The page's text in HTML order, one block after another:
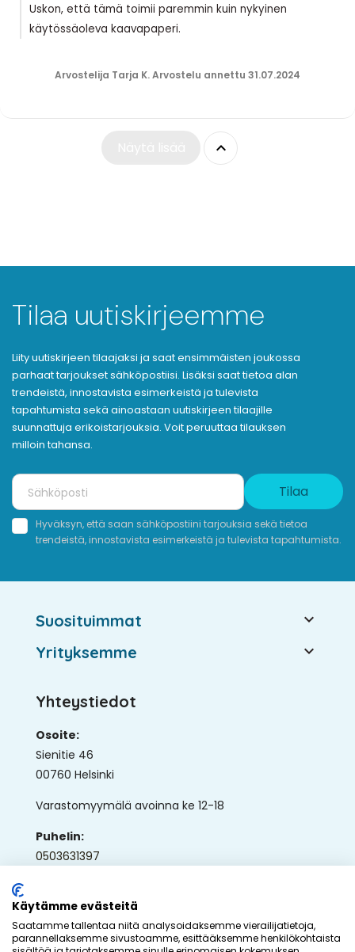
Uskon, että tämä toimii paremmin kuin nykyinen
käytössäoleva kaavapaperi.
Arvostelija Tarja K. Arvostelu annettu 31.07.2024

Tilaa uutiskirjeemme
Liity uutiskirjeen tilaajaksi ja saat ensimmäisten joukossa
parhaat tarjoukset sähköpostiisi. Lisäksi saat tietoa alan
trendeistä, innostavista esimerkeistä ja tulevista
tapahtumista sekä ainoastaan uutiskirjeen tilaajille
suunnattuja erikoistarjouksia. Voit peruuttaa tilauksen
milloin tahansa.
Tilaa
Hyväksyn, että saan sähköpostiini tarjouksia sekä tietoa
trendeistä, innostavista esimerkeistä ja tulevista tapahtumista.
Suosituimmat 
Yrityksemme 
Yhteystiedot
Osoite:
Sienitie 46
00760 Helsinki
Varastomyymälä avoinna ke 12-18
Puhelin:
0503631397
ap@ullaka.fi
Käytämme evästeitä
Saatamme tallentaa niitä analysoidaksemme vierailijatietoja,
parannellaksemme sivustoamme, esittääksemme henkilökohtaista